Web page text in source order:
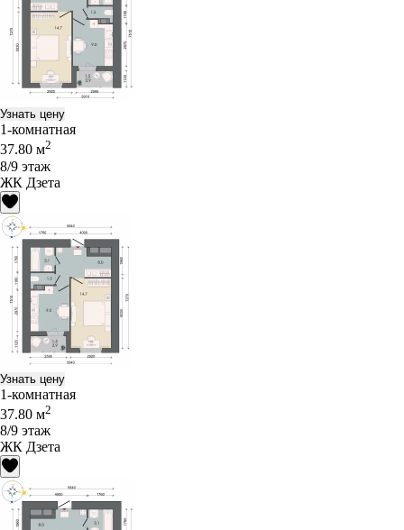
Узнать цену
1-комнатная
37.80 м2
8/9 этаж
ЖК Дзета
Узнать цену
1-комнатная
37.80 м2
8/9 этаж
ЖК Дзета